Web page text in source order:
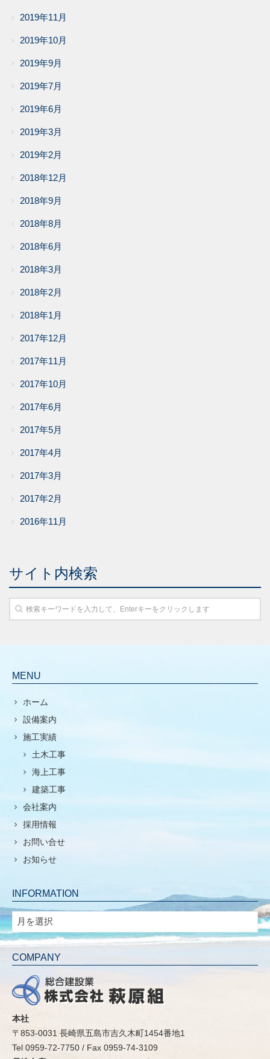
2019年11月
2019年10月
2019年9月
2019年7月
2019年6月
2019年3月
2019年2月
2018年12月
2018年9月
2018年8月
2018年6月
2018年3月
2018年2月
2018年1月
2017年12月
2017年11月
2017年10月
2017年6月
2017年5月
2017年4月
2017年3月
2017年2月
2016年11月
サイト内検索
MENU
ホーム
設備案内
施工実績
土木工事
海上工事
建築工事
会社案内
採用情報
お問い合せ
お知らせ
INFORMATION
INFORMATION
COMPANY
本社
〒853-0031 長崎県五島市吉久木町1454番地1
Tel 0959-72-7750 / Fax 0959-74-3109